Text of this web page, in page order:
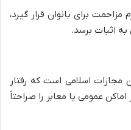
برای بانوان قرار گیرد،
به اثبات برسد.
این جرم، ماده ۶۱۹ قانون مجازات اسلامی است که رفتار
عمومی یا معابر را صراحتاً